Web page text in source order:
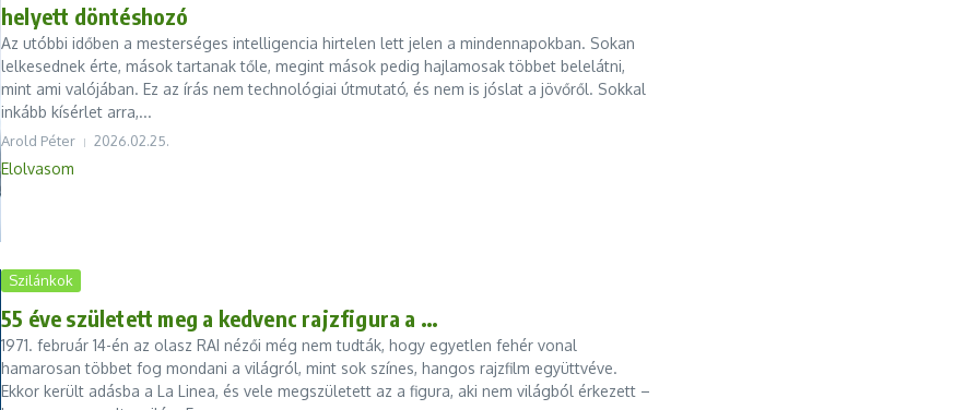
helyett döntéshozó
Az utóbbi időben a mesterséges intelligencia hirtelen lett jelen a mindennapokban. Sokan
lelkesednek érte, mások tartanak tőle, megint mások pedig hajlamosak többet belelátni,
mint ami valójában. Ez az írás nem technológiai útmutató, és nem is jóslat a jövőről. Sokkal
inkább kísérlet arra,...
Arold Péter 2026.02.25.
Elolvasom
Szilánkok
55 éve született meg a kedvenc rajzfigura a …
1971. február 14-én az olasz RAI nézői még nem tudták, hogy egyetlen fehér vonal
hamarosan többet fog mondani a világról, mint sok színes, hangos rajzfilm együttvéve.
Ekkor került adásba a La Linea, és vele megszületett az a figura, aki nem világból érkezett –